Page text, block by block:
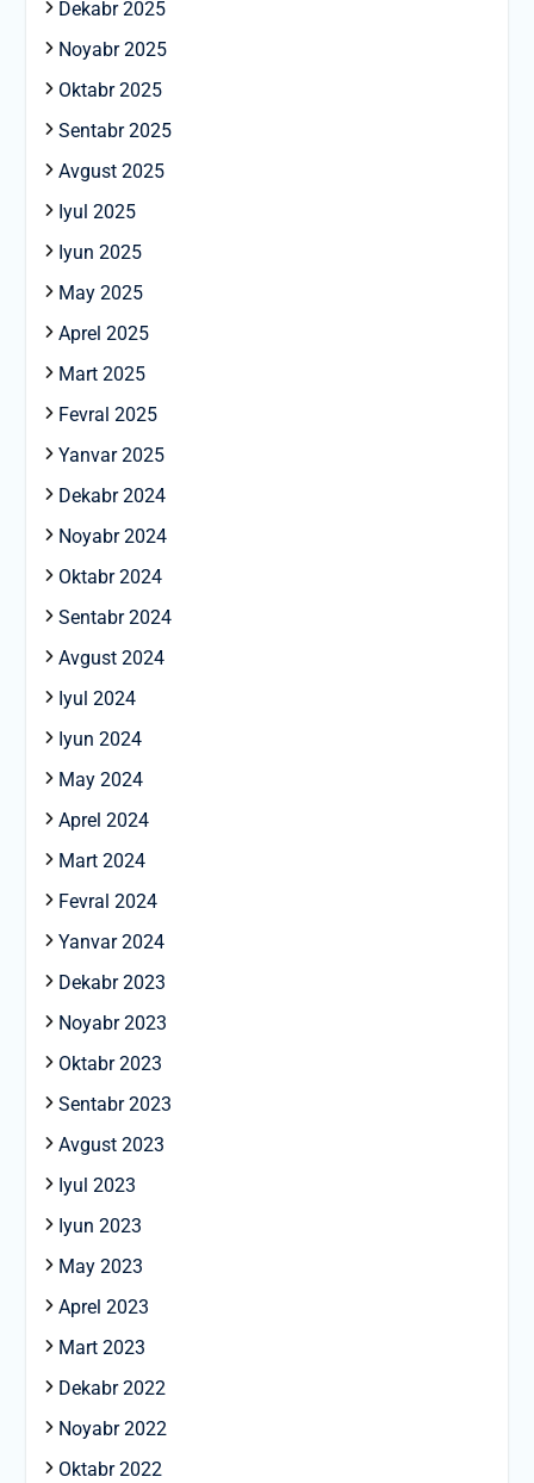
Dekabr 2025
Noyabr 2025
Oktabr 2025
Sentabr 2025
Avgust 2025
Iyul 2025
Iyun 2025
May 2025
Aprel 2025
Mart 2025
Fevral 2025
Yanvar 2025
Dekabr 2024
Noyabr 2024
Oktabr 2024
Sentabr 2024
Avgust 2024
Iyul 2024
Iyun 2024
May 2024
Aprel 2024
Mart 2024
Fevral 2024
Yanvar 2024
Dekabr 2023
Noyabr 2023
Oktabr 2023
Sentabr 2023
Avgust 2023
Iyul 2023
Iyun 2023
May 2023
Aprel 2023
Mart 2023
Dekabr 2022
Noyabr 2022
Oktabr 2022